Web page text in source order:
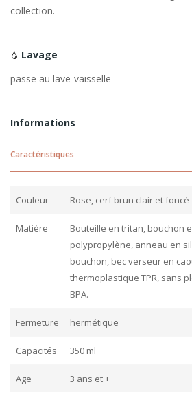
collection.
Lavage
passe au lave-vaisselle
Informations
Caractéristiques
Couleur Rose, cerf brun clair et foncé
Matière
Bouteille en tritan, bouchon
polypropylène, anneau en
bouchon, bec verseur en
thermoplastique TPR, sans
BPA.
Fermeture hermétique
Capacités 350 ml
Age 3 ans et +